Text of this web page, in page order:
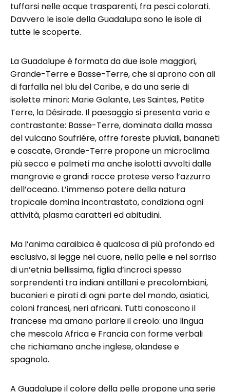
tuffarsi nelle acque trasparenti, fra pesci colorati.
Davvero le isole della Guadalupa sono le isole di
tutte le scoperte.
La Guadalupe è formata da due isole maggiori,
Grande-Terre e Basse-Terre, che si aprono con ali
di farfalla nel blu del Caribe, e da una serie di
isolette minori: Marie Galante, Les Saintes, Petite
Terre, la Désirade. Il paesaggio si presenta vario e
contrastante: Basse-Terre, dominata dalla massa
del vulcano Soufriére, offre foreste pluviali, bananeti
e cascate, Grande-Terre propone un microclima
più secco e palmeti ma anche isolotti avvolti dalle
mangrovie e grandi rocce protese verso l’azzurro
dell’oceano. L’immenso potere della natura
tropicale domina incontrastato, condiziona ogni
attività, plasma caratteri ed abitudini.
Ma l’anima caraibica è qualcosa di più profondo ed
esclusivo, si legge nel cuore, nella pelle e nel sorriso
di un’etnia bellissima, figlia d’incroci spesso
sorprendenti tra indiani antillani e precolombiani,
bucanieri e pirati di ogni parte del mondo, asiatici,
coloni francesi, neri africani. Tutti conoscono il
francese ma amano parlare il creolo: una lingua
che mescola Africa e Francia con forme verbali
che richiamano anche inglese, olandese e
spagnolo.
A Guadalupe il colore della pelle propone una serie